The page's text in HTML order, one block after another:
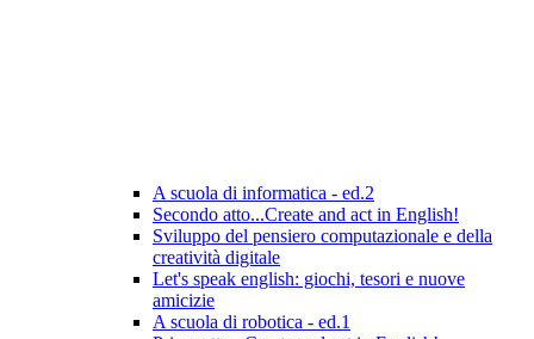
A scuola di informatica - ed.2
Secondo atto...Create and act in English!
Sviluppo del pensiero computazionale e della
creatività digitale
Let's speak english: giochi, tesori e nuove
amicizie
A scuola di robotica - ed.1